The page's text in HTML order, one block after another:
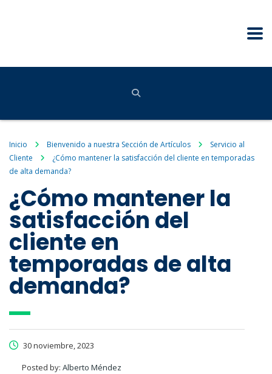
Inicio Bienvenido a nuestra Sección de Artículos
Servicio al
Cliente
¿Cómo mantener la satisfacción del cliente en temporadas
de alta demanda?
¿Cómo mantener la
satisfacción del
cliente en
temporadas de alta
demanda?
30 noviembre, 2023
Posted by: Alberto Méndez